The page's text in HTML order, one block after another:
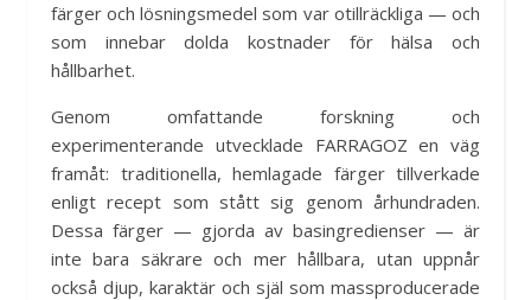
färger och lösningsmedel som var otillräckliga — och
som innebar dolda kostnader för hälsa och
hållbarhet.
Genom omfattande forskning och
experimenterande utvecklade FARRAGOZ en väg
framåt: traditionella, hemlagade färger tillverkade
enligt recept som stått sig genom århundraden.
Dessa färger — gjorda av basingredienser — är
inte bara säkrare och mer hållbara, utan uppnår
också djup, karaktär och själ som massproducerade